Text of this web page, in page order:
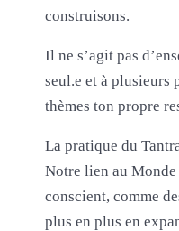
construisons.
Il ne s’agit pas
seul.e et à plusieurs
thèmes ton propre
La pratique du
Notre lien au
conscient, comme
plus en plus en